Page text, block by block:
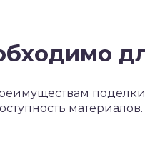
поделки
материалов.